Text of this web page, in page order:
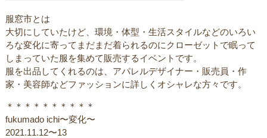
服窓市とは
大切にしていたけど、環境・体型・生活スタイルなどのいろい
ろな変化に寄ってまだまだ着られるのにクローゼットで眠って
しまっていた服を集めて販売するイベントです。
服を出品してくれるのは、アパレルデザイナー・販売員・作
家・美容師などファッションに詳しくオシャレな方々です。
＊＊＊＊＊＊＊＊＊＊
fukumado ichi〜変化〜
2021.11.12〜13